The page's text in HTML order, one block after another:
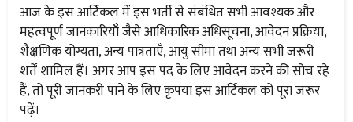
आज के इस आर्टिकल में इस भर्ती से संबंधित सभी आवश्यक और
महत्वपूर्ण जानकारियाँ जैसे आधिकारिक अधिसूचना, आवेदन प्रक्रिया,
शैक्षणिक योग्यता, अन्य पात्रताएँ, आयु सीमा तथा अन्य सभी जरूरी
शर्तें शामिल हैं। अगर आप इस पद के लिए आवेदन करने की सोच रहे
हैं, तो पूरी जानकरी पाने के लिए कृपया इस आर्टिकल को पूरा जरूर
पढ़ें।